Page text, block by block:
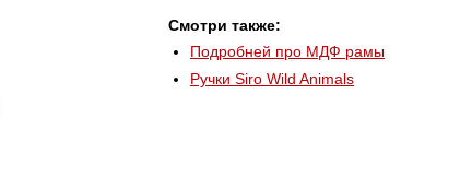
Смотри также:
Подробней про МДФ рамы
Ручки Siro Wild Animals